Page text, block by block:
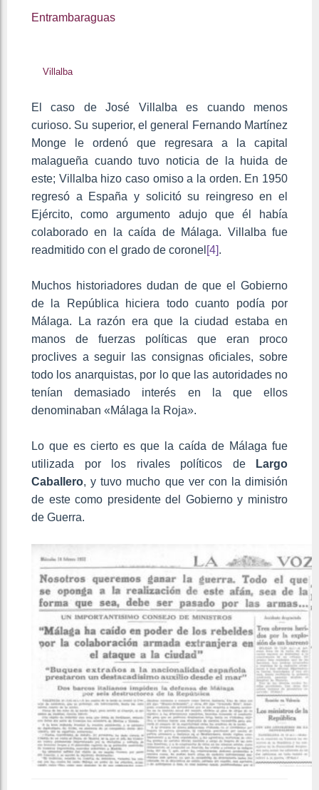
Entrambaraguas
Villalba
El caso de José Villalba es cuando menos
curioso. Su superior, el general Fernando Martínez
Monge le ordenó que regresara a la capital
malagueña cuando tuvo noticia de la huida de
este; Villalba hizo caso omiso a la orden. En 1950
regresó a España y solicitó su reingreso en el
Ejército, como argumento adujo que él había
colaborado en la caída de Málaga. Villalba fue
readmitido con el grado de coronel [4].
Muchos historiadores dudan de que el Gobierno
de la República hiciera todo cuanto podía por
Málaga. La razón era que la ciudad estaba en
manos de fuerzas políticas que eran proco
proclives a seguir las consignas oficiales, sobre
todo los anarquistas, por lo que las autoridades no
tenían demasiado interés en la que ellos
denominaban «Málaga la Roja».
Lo que es cierto es que la caída de Málaga fue
utilizada por los rivales políticos de
Largo
Caballero, y tuvo mucho que ver con la dimisión
de este como presidente del Gobierno y ministro
de Guerra.